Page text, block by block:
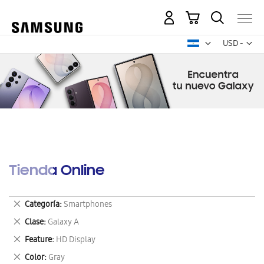
USD -
dólar
Mi carrito
Tienda Online
Categoría Smartphones
Eliminar
este
artículo
Clase Galaxy A
Eliminar
este
artículo
Feature HD Display
Eliminar
este
Color Gray
Eliminar